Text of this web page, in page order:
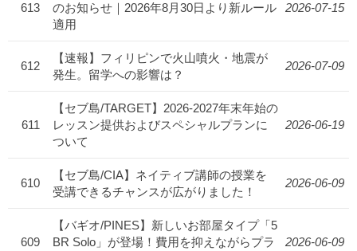
613
のお知らせ｜2026年8月30日より新ルール
適用
2026-07-15
612
【速報】フィリピンで火山噴火・地震が
発生。留学への影響は？
2026-07-09
611
【セブ島/TARGET】2026-2027年末年始の
レッスン提供およびスペシャルプランに
ついて
2026-06-19
610
【セブ島/CIA】ネイティブ講師の授業を
受講できるチャンスが広がりました！
2026-06-09
609
【バギオ/PINES】新しいお部屋タイプ「5
BR Solo」が登場！費用を抑えながらプラ
2026-06-09